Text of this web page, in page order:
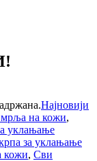
Најновији
на кожи,
уклањање
за уклањање
кожи, Сви